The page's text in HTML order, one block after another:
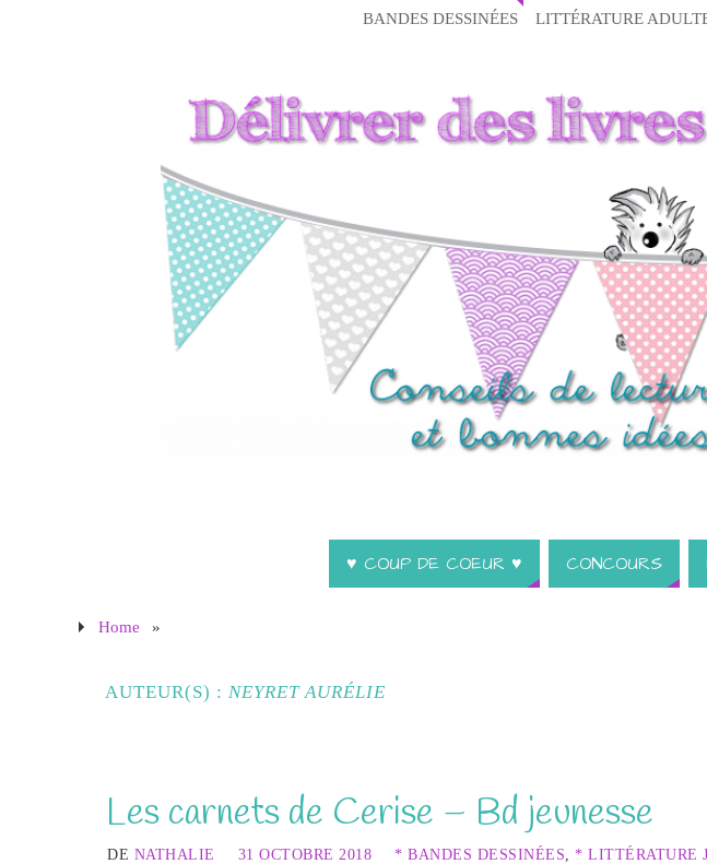
BANDES DESSINÉES LITTÉRATURE
♥ COUP DE COEUR ♥ CONCOURS
Home »
AUTEUR(S) : NEYRET AURÉLIE
Les carnets de Cerise – Bd jeunesse
DE NATHALIE 31 OCTOBRE 2018 * BANDES DESSINÉES * LITTÉRATURE